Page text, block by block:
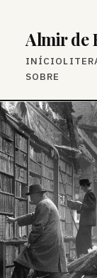
Almir de
INÍCIO
SOBRE